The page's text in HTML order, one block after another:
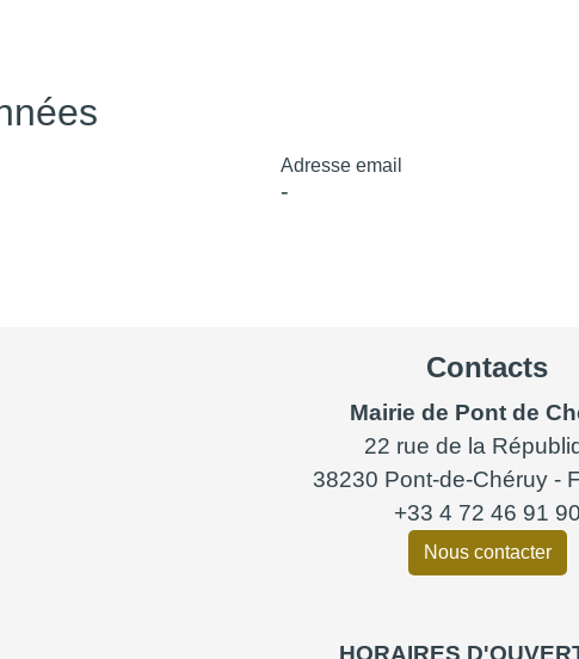
Adresse email
-
Contacts
Mairie de Pont de
22 rue de la
38230 Pont-de-Chéruy -
+33 4 72 46 91 90
Nous contacter
HORAIRES